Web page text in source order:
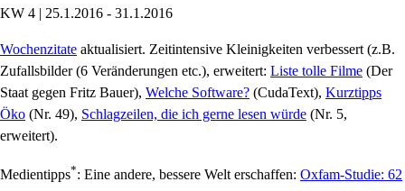
KW 4 | 25.1.2016 - 31.1.2016
Wochenzitate aktualisiert. Zeitintensive Kleinigkeiten verbessert (z.B.
Zufallsbilder (6 Veränderungen etc.), erweitert: Liste tolle Filme (Der
Staat gegen Fritz Bauer), Welche Software? (CudaText), Kurztipps
Öko (Nr. 49), Schlagzeilen, die ich gerne lesen würde (Nr. 5,
erweitert).
Medientipps*: Eine andere, bessere Welt erschaffen: Oxfam-Studie: 62